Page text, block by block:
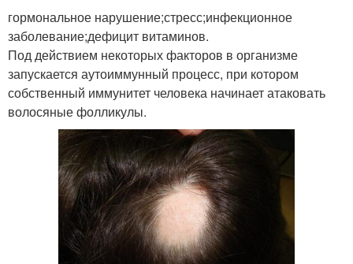
гормональное нарушение;стресс;инфекционное
заболевание;дефицит витаминов.
Под действием некоторых факторов в организме
запускается аутоиммунный процесс, при котором
собственный иммунитет человека начинает атаковать
волосяные фолликулы.